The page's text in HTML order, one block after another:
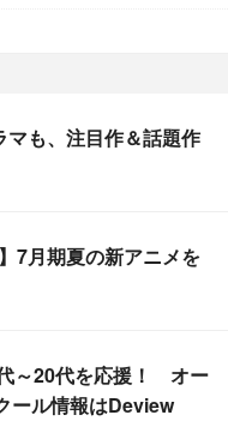
も、注目作＆話題作
7月期夏の新アニメを
～20代を応援！ オー
ール情報はDeview